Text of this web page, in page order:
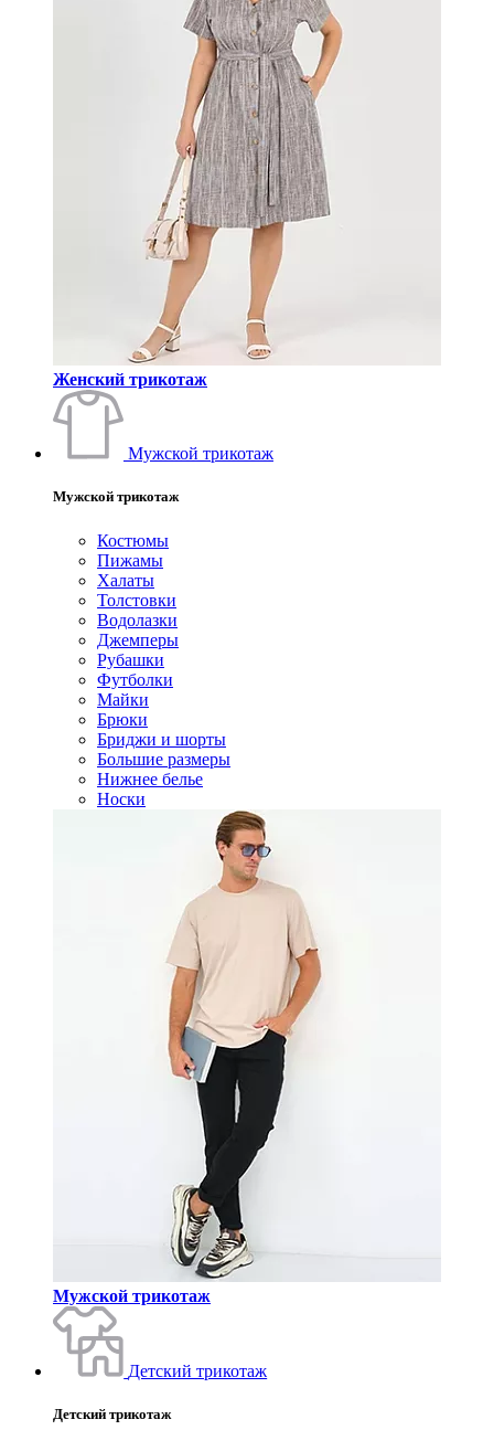
Женский трикотаж
Мужской трикотаж
Мужской трикотаж
Костюмы
Пижамы
Халаты
Толстовки
Водолазки
Джемперы
Рубашки
Футболки
Майки
Брюки
Бриджи и шорты
Большие размеры
Нижнее белье
Носки
Мужской трикотаж
Детский трикотаж
Детский трикотаж